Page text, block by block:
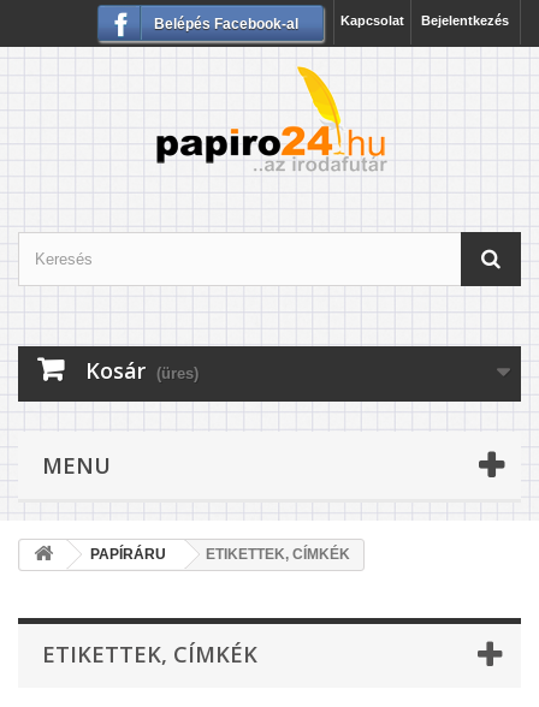
Bejelentkezés
Kapcsolat
Belépés Facebook-al
Kosár (üres)
MENU
PAPÍRÁRU ETIKETTEK, CÍMKÉK
ETIKETTEK, CÍMKÉK